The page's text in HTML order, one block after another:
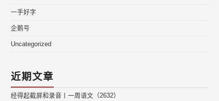
一手好字
企鹅号
Uncategorized
近期文章
经得起截屏和录音丨一周语文（2632）